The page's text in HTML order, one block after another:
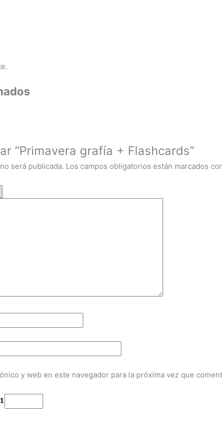
“Primavera grafía + Flashcards”
será publicada. Los campos obligatorios están marcados
y web en este navegador para la próxima vez que